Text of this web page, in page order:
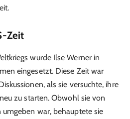
Zeit
wurde Ilse Werner in
eingesetzt. Diese Zeit war
als sie versuchte, ihre
zu starten. Obwohl sie von
war, behauptete sie